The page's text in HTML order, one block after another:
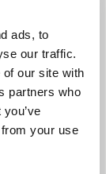
ads, to
our traffic.
our site with
partners who
your use
έως και 8